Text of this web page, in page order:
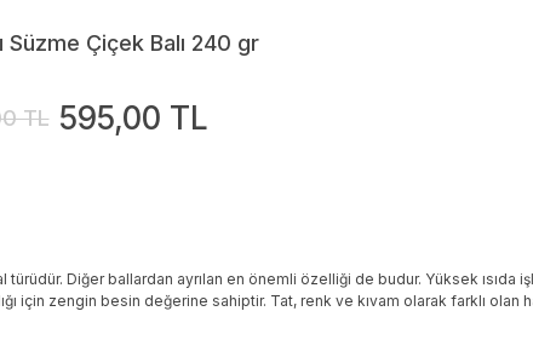
Süzme Çiçek Balı 240 gr
TL 595,00 TL
Diğer ballardan ayrılan en önemli özelliği de budur. Yüksek ısıda
için zengin besin değerine sahiptir. Tat, renk ve kıvam olarak farklı olan